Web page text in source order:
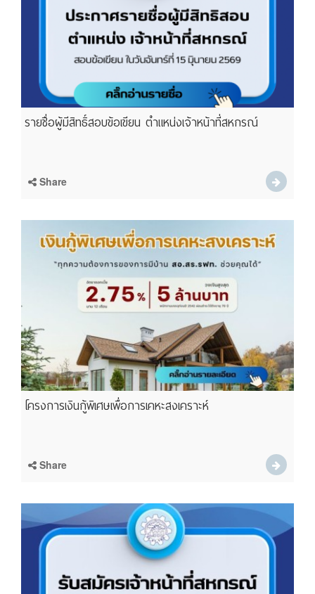
รายชื่อผู้มีสิทธิ์สอบข้อเขียน ตำแหน่งเจ้าหน้าที่สหกรณ์
Share
โครงการเงินกู้พิเศษเพื่อการเคหะสงเคราะห์
Share